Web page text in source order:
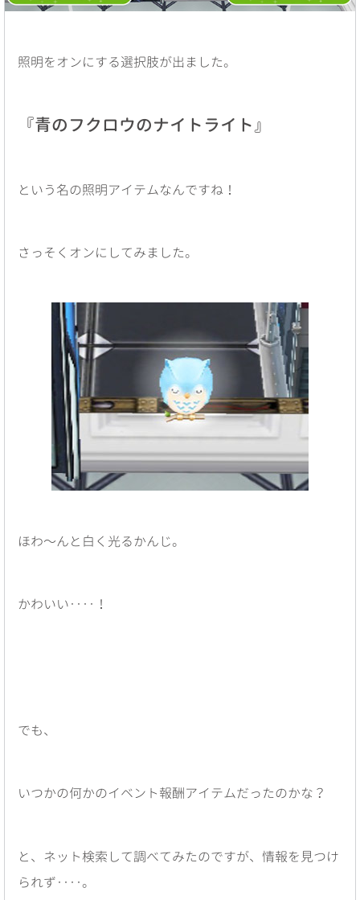
照明をオンにする選択肢が出ました。
『青のフクロウのナイトライト』
という名の照明アイテムなんですね！
さっそくオンにしてみました。
ほわ〜んと白く光るかんじ。
かわいい‥‥！
でも、
いつかの何かのイベント報酬アイテムだったのかな？
と、ネット検索して調べてみたのですが、情報を見つけ
られず‥‥。